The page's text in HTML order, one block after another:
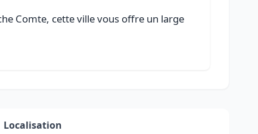
Comte, cette ville vous offre un large
Localisation